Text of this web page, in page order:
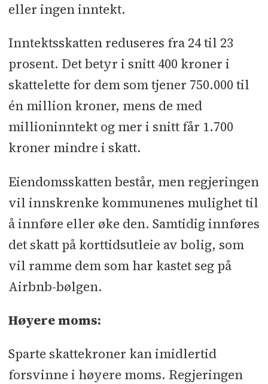
eller ingen inntekt.
Inntektsskatten reduseres fra 24 til 23
prosent. Det betyr i snitt 400 kroner i
skattelette for dem som tjener 750.000 til
én million kroner, mens de med
millioninntekt og mer i snitt får 1.700
kroner mindre i skatt.
Eiendomsskatten består, men regjeringen
vil innskrenke kommunenes mulighet til
å innføre eller øke den. Samtidig innføres
det skatt på korttidsutleie av bolig, som
vil ramme dem som har kastet seg på
Airbnb-bølgen.
Høyere moms:
Sparte skattekroner kan imidlertid
forsvinne i høyere moms. Regjeringen